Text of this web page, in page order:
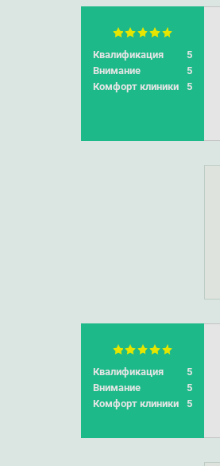
Квалификация
5
Внимание
5
Комфорт клиники
5
Квалификация
5
Внимание
5
Комфорт клиники
5